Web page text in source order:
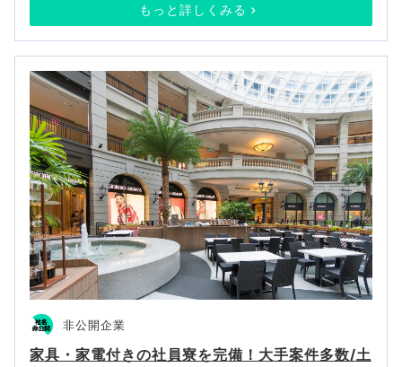
もっと詳しくみる
非公開企業
家具・家電付きの社員寮を完備！大手案件多数/土